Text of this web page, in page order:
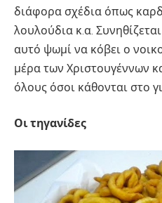
διάφορα σχέδια όπως
λουλούδια κ.α.
αυτό ψωμί να κόβει ο
μέρα των Χριστουγέννων
όλους όσοι κάθονται στο
Οι τηγανίδες